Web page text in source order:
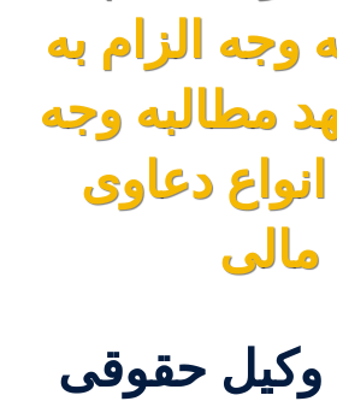
وجه الزام به
مطالبه وجه
انواع دعاوی
مالی
حقوقی